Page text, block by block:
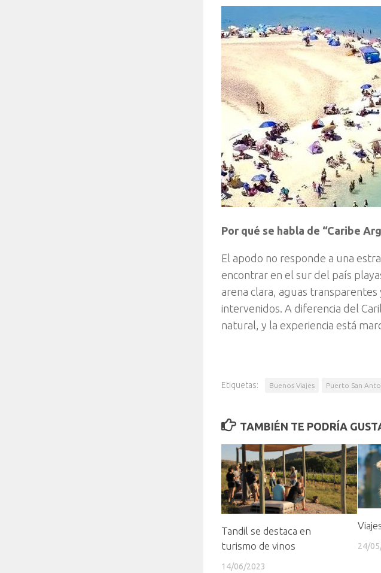
Por qué se habla de “Caribe
El apodo no responde a una
encontrar en el sur del país
arena clara, aguas
intervenidos. A diferencia del
natural, y la experiencia está
Etiquetas: Buenos Viajes Puerto San
TAMBIÉN TE PODRÍA
Tandil se destaca en
turismo de vinos
14/06/2023
24/